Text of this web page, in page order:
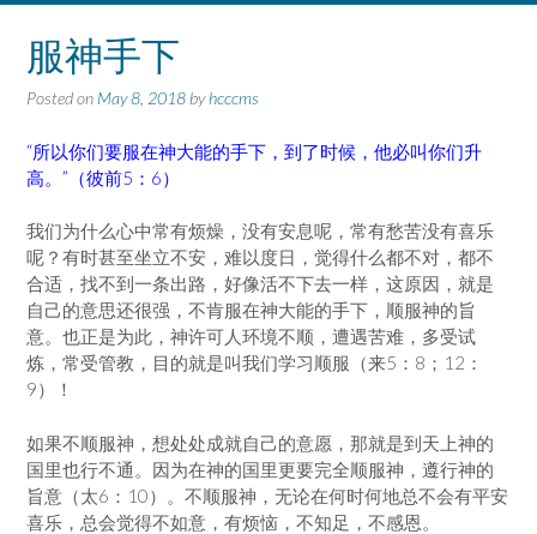
服神手下
Posted on May 8, 2018 byhcccms
“所以你们要服在神大能的手下，到了时候，他必叫你们升
高。”（彼前5：6）
我们为什么心中常有烦燥，没有安息呢，常有愁苦没有喜乐
呢？有时甚至坐立不安，难以度日，觉得什么都不对，都不
合适，找不到一条出路，好像活不下去一样，这原因，就是
自己的意思还很强，不肯服在神大能的手下，顺服神的旨
意。也正是为此，神许可人环境不顺，遭遇苦难，多受试
炼，常受管教，目的就是叫我们学习顺服（来5：8；12：
9）！
如果不顺服神，想处处成就自己的意愿，那就是到天上神的
国里也行不通。因为在神的国里更要完全顺服神，遵行神的
旨意（太6：10）。不顺服神，无论在何时何地总不会有平安
喜乐，总会觉得不如意，有烦恼，不知足，不感恩。